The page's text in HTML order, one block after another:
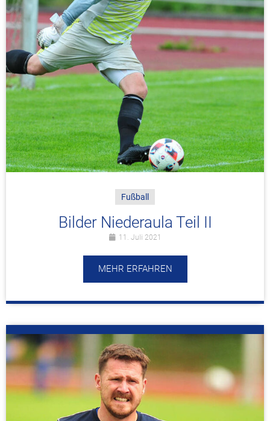
Fußball
Bilder Niederaula Teil II
11. Juli 2021
MEHR ERFAHREN